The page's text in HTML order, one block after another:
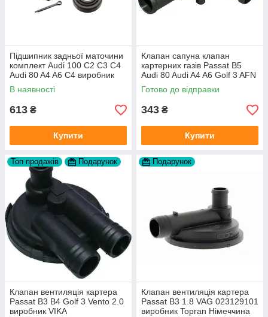
Підшипник задньої маточини
комплект Audi 100 C2 C3 C4
Audi 80 A4 A6 C4 виробник
FAG
В наявності
613 ₴
Купити
Клапан сапуна клапан
картерних газів Passat B5
Audi 80 Audi A4 A6 Golf 3 AFN
1Y AAZ 1Z AFF AEY AAZ AHB
AHU
Готово до відправки
343 ₴
Купити
Топ продажів Подарунок
Клапан вентиляція картера
Passat B3 B4 Golf 3 Vento 2.0
виробник VIKA
Подарунок
Клапан вентиляція картера
Passat B3 1.8 VAG 023129101
виробник Topran Німеччина